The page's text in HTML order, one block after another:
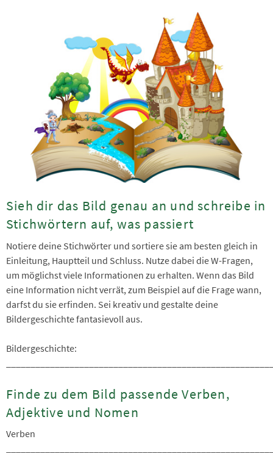
Sieh dir das Bild genau an und schreibe in
Stichwörtern auf, was passiert
Notiere deine Stichwörter und sortiere sie am besten gleich in
Einleitung, Hauptteil und Schluss. Nutze dabei die W-Fragen,
um möglichst viele Informationen zu erhalten. Wenn das Bild
eine Information nicht verrät, zum Beispiel auf die Frage wann,
darfst du sie erfinden. Sei kreativ und gestalte deine
Bildergeschichte fantasievoll aus.
Bildergeschichte:
Finde zu dem Bild passende Verben,
Adjektive und Nomen
Verben